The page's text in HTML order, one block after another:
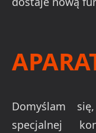
Domyślam
specjalnej